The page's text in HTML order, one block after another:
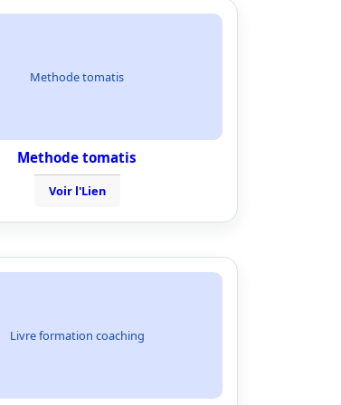
Methode tomatis
Methode tomatis
Voir l'Lien
Livre formation coaching